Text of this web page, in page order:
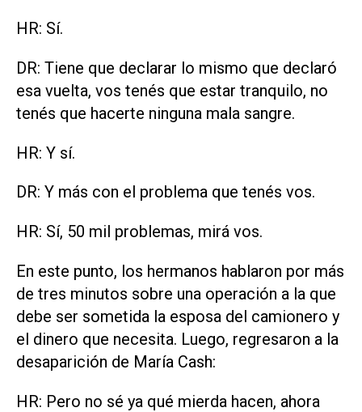
HR: Sí.
DR: Tiene que declarar lo mismo que declaró
esa vuelta, vos tenés que estar tranquilo, no
tenés que hacerte ninguna mala sangre.
HR: Y sí.
DR: Y más con el problema que tenés vos.
HR: Sí, 50 mil problemas, mirá vos.
En este punto, los hermanos hablaron por más
de tres minutos sobre una operación a la que
debe ser sometida la esposa del camionero y
el dinero que necesita. Luego, regresaron a la
desaparición de María Cash:
HR: Pero no sé ya qué mierda hacen, ahora